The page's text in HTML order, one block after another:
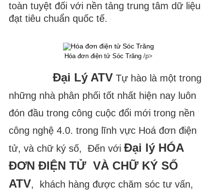
toàn tuyệt đối với nền tảng trung tâm dữ liệu
đạt tiêu chuẩn quốc tế.
Hóa đơn điện tử Sóc Trăng /p>
Đại Lý ATV Tự hào là một trong
những nhà phân phối tốt nhất hiện nay luôn
đón đầu trong công cuộc đổi mới trong nền
công nghệ 4.0. trong lĩnh vực Hoá đơn điện
tử, và chữ ký số, Đến với Đại lý HÓA
ĐƠN ĐIỆN TỬ VÀ CHỮ KÝ SỐ
ATV, khách hàng được chăm sóc tư vấn,